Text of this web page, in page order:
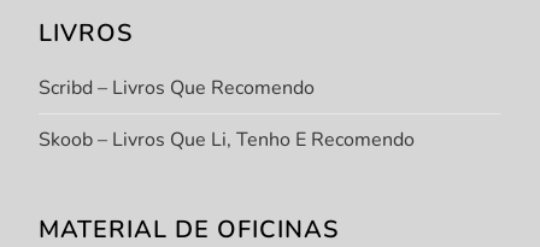
LIVROS
Scribd – Livros Que Recomendo
Skoob – Livros Que Li, Tenho E Recomendo
MATERIAL DE OFICINAS